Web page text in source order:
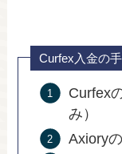
Curfex入金の
Curfex
み）
Axiory